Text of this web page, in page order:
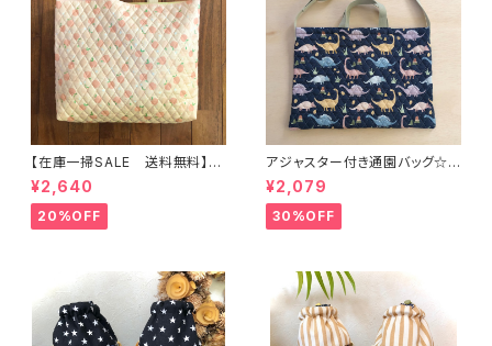
【在庫一掃SALE 送料無料】通
園バッグ☆32×43マチ6cm☆
【ピーチ柄】★TB.39 幼稚園バ
ッグ トートバッグ キルティン
グ レッスンバッグ 桃 女の
a☆ほしぞら
¥2,640
20%OFF
アジャスター付き通園バッグ☆3
0×43cm 【恐竜柄】 ★B. 13 男
の子 キルティング 絵本バッ
グ ダイナソー ｜通園通学用
のかわいい巾着袋や入園オーダ
¥2,079
30%OFF